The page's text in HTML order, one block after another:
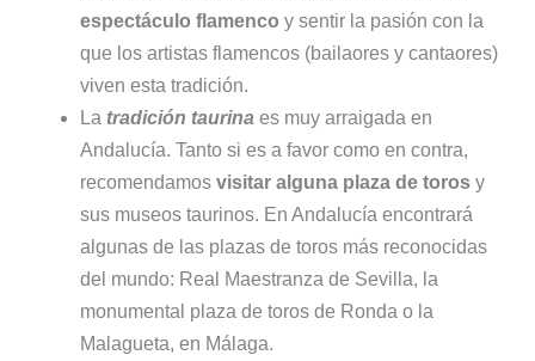
espectáculo flamenco y sentir la pasión con la
que los artistas flamencos (bailaores y cantaores)
viven esta tradición.
La tradición taurina es muy arraigada en
Andalucía. Tanto si es a favor como en contra,
recomendamos visitar alguna plaza de torosy
sus museos taurinos. En Andalucía encontrará
algunas de las plazas de toros más reconocidas
del mundo: Real Maestranza de Sevilla, la
monumental plaza de toros de Ronda o la
Malagueta, en Málaga.